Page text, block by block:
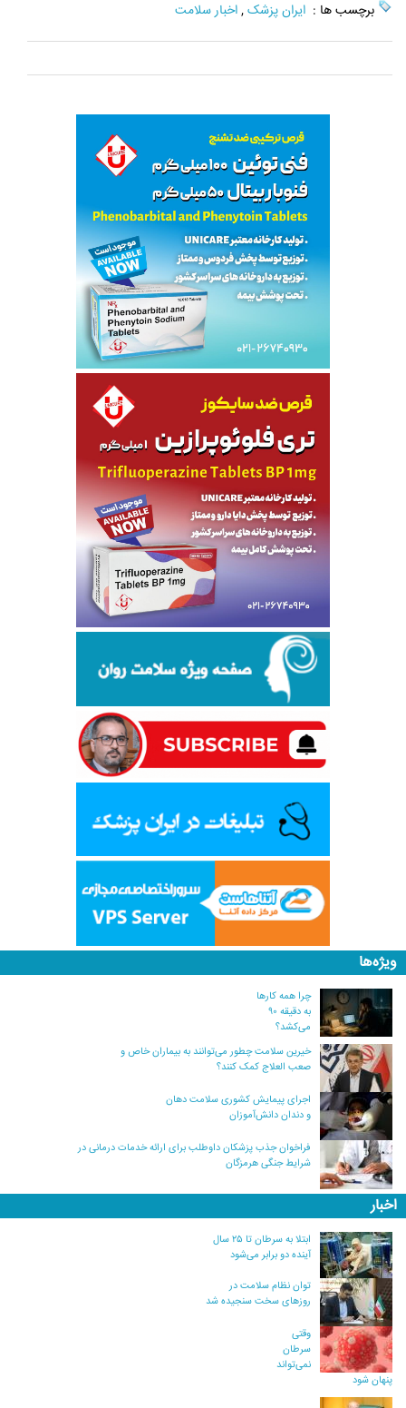
برچسب ها : ایران پزشک,اخبار سلامت
ویژه‌ها
چرا همه کارها
به دقیقه ۹۰
می‌کشد؟
خیرین سلامت چطور می‌توانند به بیماران خاص و
صعب العلاج کمک کنند؟
اجرای پیمایش کشوری سلامت دهان
و دندان دانش‌آموزان
فراخوان جذب پزشکان داوطلب برای ارائه خدمات درمانی در
شرایط جنگی هرمزگان
اخبار
ابتلا به سرطان تا ۲۵ سال
آینده دو برابر می‌شود
توان نظام سلامت در
روزهای سخت سنجیده شد
وقتی
سرطان
نمی‌تواند
پنهان شود